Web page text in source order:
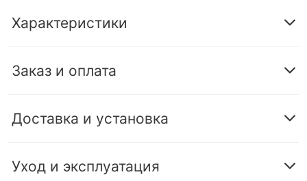
Характеристики
Заказ и оплата
Доставка и установка
Уход и эксплуатация